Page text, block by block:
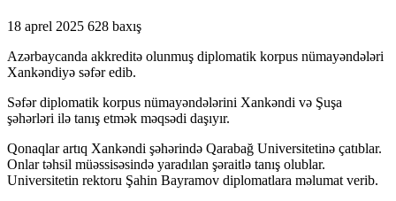
18 aprel 2025 628 baxış
Azərbaycanda akkreditə olunmuş diplomatik korpus nümayəndələri
Xankəndiyə səfər edib.
Səfər diplomatik korpus nümayəndələrini Xankəndi və Şuşa
şəhərləri ilə tanış etmək məqsədi daşıyır.
Qonaqlar artıq Xankəndi şəhərində Qarabağ Universitetinə çatıblar.
Onlar təhsil müəssisəsində yaradılan şəraitlə tanış olublar.
Universitetin rektoru Şahin Bayramov diplomatlara məlumat verib.